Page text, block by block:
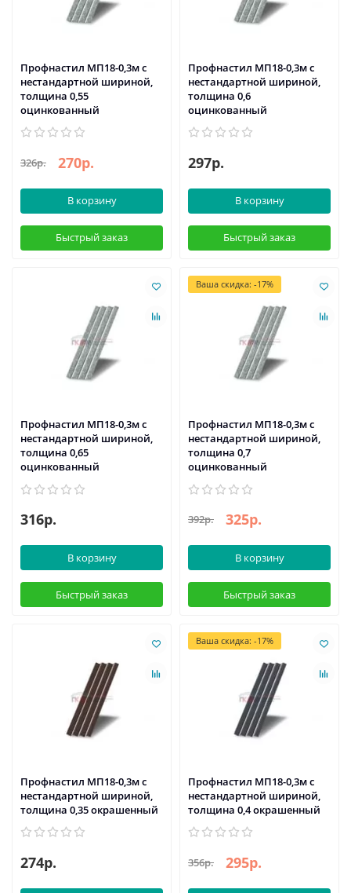
Профнастил МП18-0,3м с
нестандартной шириной,
толщина 0,55
оцинкованный
326р. 270р.
В корзину
Быстрый заказ
Профнастил МП18-0,3м с
нестандартной шириной,
толщина 0,6
оцинкованный
297р.
В корзину
Быстрый заказ
Профнастил МП18-0,3м с
нестандартной шириной,
толщина 0,65
оцинкованный
316р.
В корзину
Быстрый заказ
Ваша скидка: -17%
Профнастил МП18-0,3м с
нестандартной шириной,
толщина 0,7
оцинкованный
392р. 325р.
В корзину
Быстрый заказ
Профнастил МП18-0,3м с
нестандартной шириной,
толщина 0,35 окрашенный
274р.
Ваша скидка: -17%
Профнастил МП18-0,3м с
нестандартной шириной,
толщина 0,4 окрашенный
356р. 295р.